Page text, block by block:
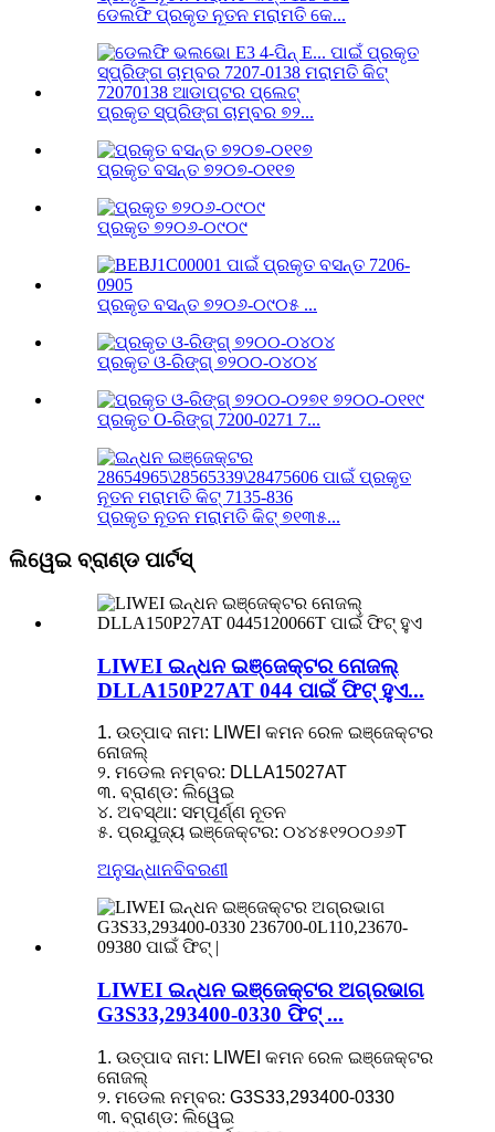
ଡେଲଫି ପ୍ରକୃତ ନୂତନ ମରାମତି କେ...
ପ୍ରକୃତ ସ୍ପ୍ରିଙ୍ଗ ଚାମ୍ବର ୭୨...
ପ୍ରକୃତ ବସନ୍ତ ୭୨୦୭-୦୧୧୭
ପ୍ରକୃତ ୭୨୦୬-୦୯୦୯
ପ୍ରକୃତ ବସନ୍ତ ୭୨୦୬-୦୯୦୫ ...
ପ୍ରକୃତ ଓ-ରିଙ୍ଗ୍ ୭୨୦୦-୦୪୦୪
ପ୍ରକୃତ O-ରିଙ୍ଗ୍ 7200-0271 7...
ପ୍ରକୃତ ନୂତନ ମରାମତି କିଟ୍ ୭୧୩୫...
ଲିୱେଇ ବ୍ରାଣ୍ଡ ପାର୍ଟସ୍
LIWEI ଇନ୍ଧନ ଇଞ୍ଜେକ୍ଟର ନୋଜଲ୍
DLLA150P27AT 044 ପାଇଁ ଫିଟ୍ ହୁଏ...
1. ଉତ୍ପାଦ ନାମ: LIWEI କମନ ରେଳ ଇଞ୍ଜେକ୍ଟର
ନୋଜଲ୍
୨. ମଡେଲ ନମ୍ବର: DLLA15027AT
୩. ବ୍ରାଣ୍ଡ: ଲିୱେଇ
୪. ଅବସ୍ଥା: ସମ୍ପୂର୍ଣ୍ଣ ନୂତନ
୫. ପ୍ରଯୁଜ୍ୟ ଇଞ୍ଜେକ୍ଟର: ୦୪୪୫୧୨୦୦୬୬T
ଅନୁସନ୍ଧାନବିବରଣୀ
LIWEI ଇନ୍ଧନ ଇଞ୍ଜେକ୍ଟର ଅଗ୍ରଭାଗ
G3S33,293400-0330 ଫିଟ୍ ...
1. ଉତ୍ପାଦ ନାମ: LIWEI କମନ ରେଳ ଇଞ୍ଜେକ୍ଟର
ନୋଜଲ୍
୨. ମଡେଲ ନମ୍ବର: G3S33,293400-0330
୩. ବ୍ରାଣ୍ଡ: ଲିୱେଇ